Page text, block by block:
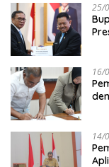
25/
16/
14/